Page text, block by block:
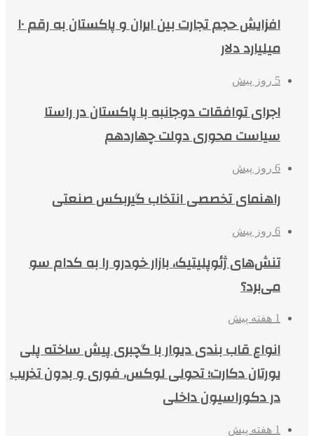
افزایش حجم تجارت بین ایران و پاکستان به رقم ۱۰
میلیارد دلار
5 روز پیش
اجرای توافقات دوجانبه با پاکستان در راستا
سیاست محوری دولت چهاردهم
6 روز پیش
راهنمای تخصصی انتخاب گیربکس صنعتی
6 روز پیش
تنش‌های ژئوپلیتیک، بازار خودرو را به کدام سو
می‌برد؟
1 هفته پیش
انواع قاب بندی دیوار با گچبری پیش ساخته پلی
یورتان دکارت؛ تحولی لوکس، فوری و بدون تخریب
در دکوراسیون داخلی
1 هفته پیش